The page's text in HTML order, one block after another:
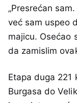
„Presrećan
već sam uspeo
majicu. Osećao
da zamislim
Etapa duga 221
Burgasa do